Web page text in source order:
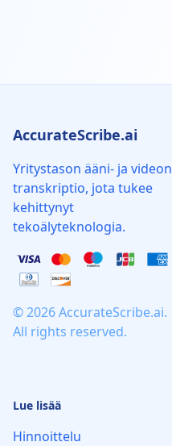
AccurateScribe.ai
Yritystason ääni- ja videon
transkriptio, jota tukee
kehittynyt
tekoälyteknologia.
© 2026 AccurateScribe.ai.
All rights reserved.
Lue lisää
Hinnoittelu